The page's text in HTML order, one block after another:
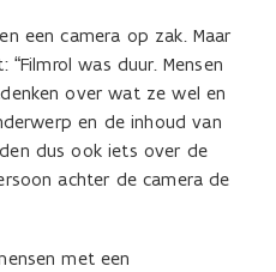
een camera op zak. Maar
was duur. Mensen
over wat ze wel en
en de inhoud van
dus ook iets over de
achter de camera de
met een